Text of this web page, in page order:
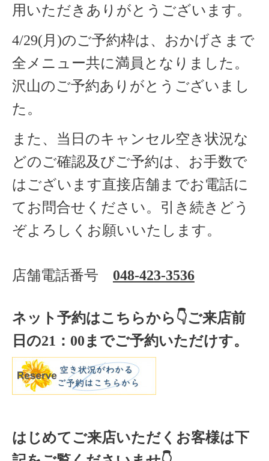
用いただきありがとうございます。
4/29(月)のご予約枠は、おかげさまで
全メニュー共に満員となりました。
沢山のご予約ありがとうございまし
た。
また、当日のキャンセル空き状況な
どのご確認及びご予約は、お手数で
はございます直接店舗までお電話に
てお問合せください。引き続きどう
ぞよろしくお願いいたします。
店舗電話番号 048-423-3536
ネット予約はこちらから👇ご来店前
日の21 ： 00までご予約いただけす。
はじめてご来店いただくお客様は下